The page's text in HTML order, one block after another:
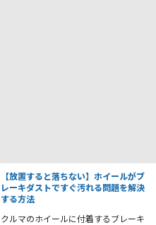
【放置すると落ちない】ホイールがブ
レーキダストですぐ汚れる問題を解決
する方法
クルマのホイールに付着するブレーキ